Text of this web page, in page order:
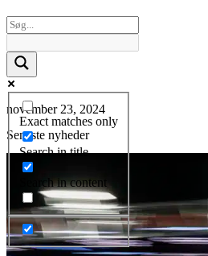
Exact matches only
Search in title
Search in content
november 23, 2024
Seneste nyheder